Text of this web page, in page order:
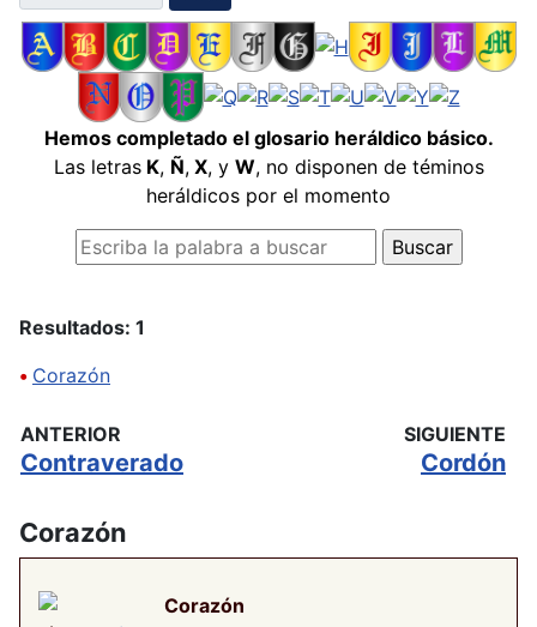
Hemos completado el glosario heráldico básico.
Las letrasK, Ñ,X, y W, no disponen de téminos
heráldicos por el momento
Resultados: 1
• Corazón
ANTERIOR
Contraverado
SIGUIENTE
Cordón
Corazón
Corazón